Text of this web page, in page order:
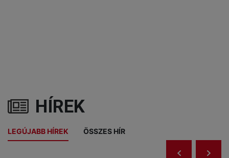
HÍREK
LEGÚJABB HÍREK ÖSSZES HÍR